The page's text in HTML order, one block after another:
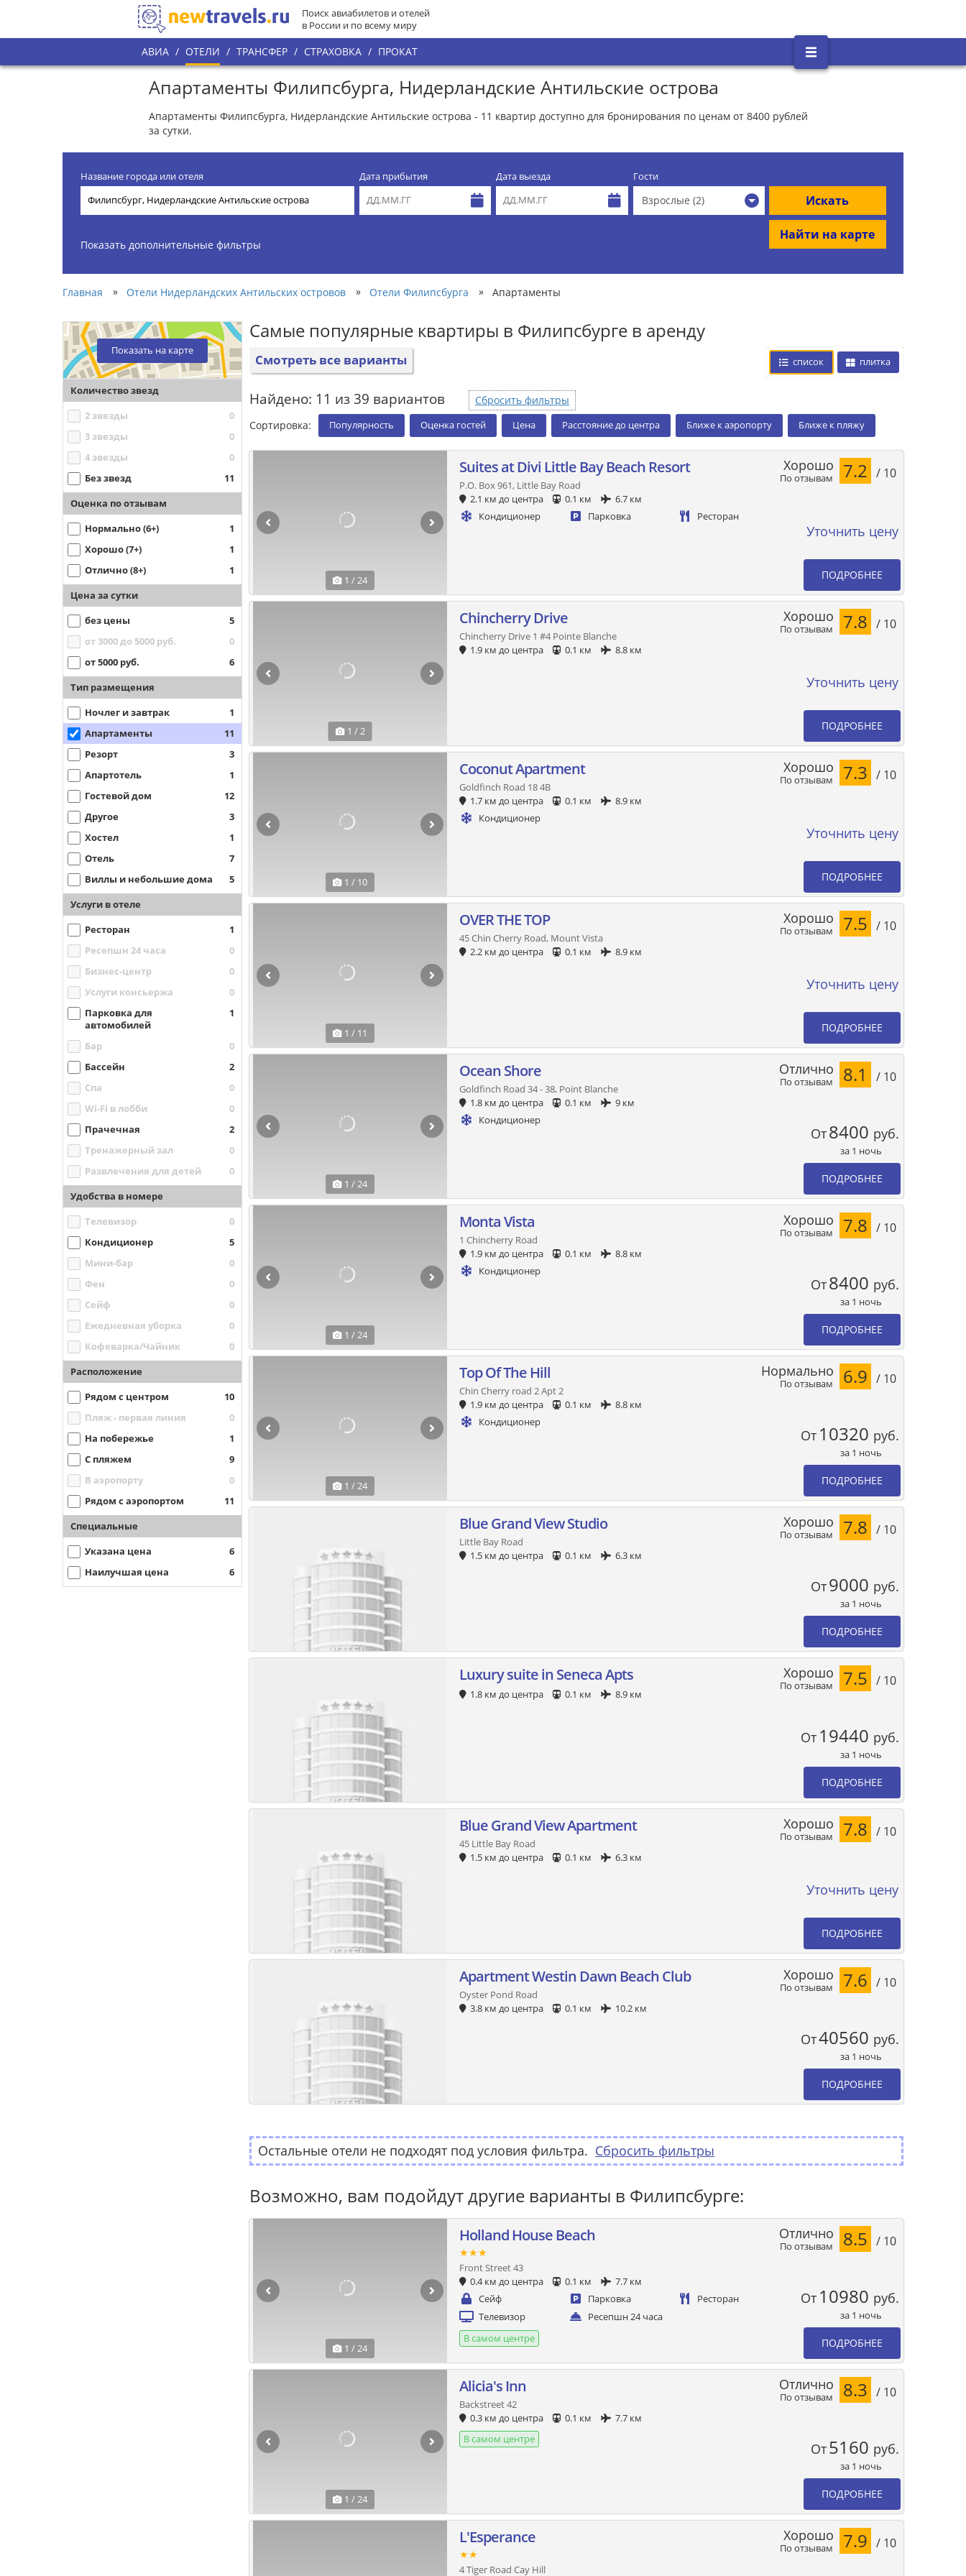
Поиск авиабилетов и отелей
в России и по всему миру
АВИА / ОТЕЛИ / ТРАНСФЕР / СТРАХОВКА / ПРОКАТ
Апартаменты Филипсбурга, Нидерландские Антильские острова
Апартаменты Филипсбурга, Нидерландские Антильские острова - 11 квартир доступно для бронирования по ценам от 8400 рублей
за сутки.
Название города или отеля Дата прибытия Дата выезда Гости
Взрослые (2) Искать
Найти на карте
Показать дополнительные фильтры
Главная » Отели Нидерландских Антильских островов » Отели Филипсбурга » Апартаменты
Показать на карте
Количество звезд
2 звезды
0
3 звезды
0
4 звезды
0
Без звезд
11
Оценка по отзывам
Нормально (6+)
1
Хорошо (7+)
1
Отлично (8+)
1
Цена за сутки
без цены
5
от 3000 до 5000 руб.
0
от 5000 руб.
6
Тип размещения
Ночлег и завтрак
1
Апартаменты
11
Резорт
3
Апартотель
1
Гостевой дом
12
Другое
3
Хостел
1
Отель
7
Виллы и небольшие дома
5
Услуги в отеле
Ресторан
1
Ресепшн 24 часа
0
Бизнес-центр
0
Услуги консьержа
0
Парковка для
автомобилей
1
Бар
0
Бассейн
2
Спа
0
Wi-Fi в лобби
0
Прачечная
2
Тренажерный зал
0
Развлечения для детей
0
Удобства в номере
Телевизор
0
Кондиционер
5
Мини-бар
0
Фен
0
Сейф
0
Ежедневная уборка
0
Кофеварка/Чайник
0
Расположение
Рядом с центром
10
Пляж - первая линия
0
На побережье
1
С пляжем
9
В аэропорту
0
Рядом с аэропортом
11
Специальные
Указана цена
6
Наилучшая цена
6
Самые популярные квартиры в Филипсбурге в аренду
Смотреть все варианты список плитка
Найдено: 11 из 39 вариантов
Сбросить фильтры
Сортировка:
Популярность Оценка гостей Цена Расстояние до центра Ближе к аэропорту Ближе к пляжу
1 / 24
Suites at Divi Little Bay Beach Resort
P.O. Box 961, Little Bay Road
2.1 км до центра
0.1 км
6.7 км
Кондиционер
Парковка Ресторан
По отзывам
Хорошо 7.2 / 10
Уточнить цену
ПОДРОБНЕЕ
1 / 2
Chincherry Drive
Chincherry Drive 1 #4 Pointe Blanche
1.9 км до центра
0.1 км 8.8 км
По отзывам
Хорошо 7.8 / 10
Уточнить цену
ПОДРОБНЕЕ
1 / 10
Coconut Apartment
Goldfinch Road 18 4B
1.7 км до центра
0.1 км
8.9 км
Кондиционер
По отзывам
Хорошо 7.3 / 10
Уточнить цену
ПОДРОБНЕЕ
1 / 11
OVER THE TOP
45 Chin Cherry Road, Mount Vista
2.2 км до центра
0.1 км 8.9 км
По отзывам
Хорошо 7.5 / 10
Уточнить цену
ПОДРОБНЕЕ
1 / 24
Ocean Shore
Goldfinch Road 34 - 38, Point Blanche
1.8 км до центра
0.1 км
9 км
Кондиционер
По отзывам
Отлично 8.1 / 10
От8400 руб.
за 1 ночь
ПОДРОБНЕЕ
1 / 24
Monta Vista
1 Chincherry Road
1.9 км до центра
0.1 км
8.8 км
Кондиционер
По отзывам
Хорошо 7.8 / 10
От8400 руб.
за 1 ночь
ПОДРОБНЕЕ
1 / 24
Top Of The Hill
Chin Cherry road 2 Apt 2
1.9 км до центра
0.1 км
8.8 км
Кондиционер
По отзывам
Нормально 6.9 / 10
От 10320 руб.
за 1 ночь
ПОДРОБНЕЕ
Blue Grand View Studio
Little Bay Road
1.5 км до центра
0.1 км 6.3 км
По отзывам
Хорошо 7.8 / 10
От9000 руб.
за 1 ночь
ПОДРОБНЕЕ
Luxury suite in Seneca Apts
1.8 км до центра 0.1 км 8.9 км
По отзывам
Хорошо 7.5 / 10
От 19440 руб.
за 1 ночь
ПОДРОБНЕЕ
Blue Grand View Apartment
45 Little Bay Road
1.5 км до центра
0.1 км 6.3 км
По отзывам
Хорошо 7.8 / 10
Уточнить цену
ПОДРОБНЕЕ
Apartment Westin Dawn Beach Club
Oyster Pond Road
3.8 км до центра
0.1 км 10.2 км
По отзывам
Хорошо 7.6 / 10
От40560 руб.
за 1 ночь
ПОДРОБНЕЕ
Остальные отели не подходят под условия фильтра. Сбросить фильтры
Возможно, вам подойдут другие варианты в Филипсбурге:
1 / 24
Holland House Beach
★★★
Front Street 43
0.4 км до центра
0.1 км
7.7 км
Сейф
Парковка
Ресторан
Телевизор
Ресепшн 24 часа
В самом центре
По отзывам
Отлично 8.5 / 10
От 10980 руб.
за 1 ночь
ПОДРОБНЕЕ
1 / 24
Alicia's Inn
Backstreet 42
0.3 км до центра
0.1 км
7.7 км
В самом центре
По отзывам
Отлично 8.3 / 10
От5160 руб.
за 1 ночь
ПОДРОБНЕЕ
L'Esperance
★★
4 Tiger Road Cay Hill
По отзывам
Хорошо 7.9 / 10